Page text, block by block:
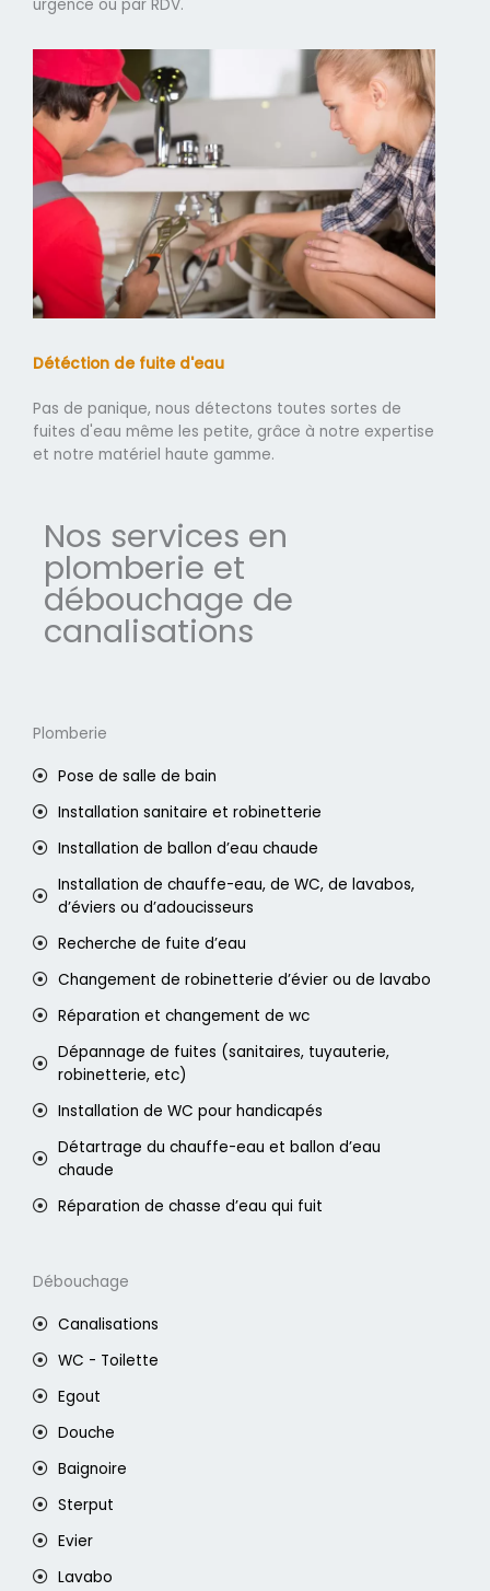
urgence ou par RDV.
Détéction de fuite d'eau
Pas de panique, nous détectons toutes sortes de
fuites d'eau même les petite, grâce à notre expertise
et notre matériel haute gamme.
Nos services en
plomberie et
débouchage de
canalisations
Plomberie
Pose de salle de bain
Installation sanitaire et robinetterie
Installation de ballon d’eau chaude
Installation de chauffe-eau, de WC, de lavabos,
d’éviers ou d’adoucisseurs
Recherche de fuite d’eau
Changement de robinetterie d’évier ou de lavabo
Réparation et changement de wc
Dépannage de fuites (sanitaires, tuyauterie,
robinetterie, etc)
Installation de WC pour handicapés
Détartrage du chauffe-eau et ballon d’eau
chaude
Réparation de chasse d’eau qui fuit
Débouchage
Canalisations
WC - Toilette
Egout
Douche
Baignoire
Sterput
Evier
Lavabo